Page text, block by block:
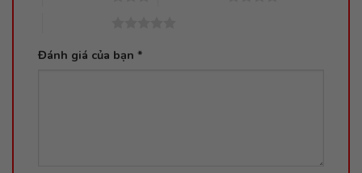
Đánh giá của bạn *